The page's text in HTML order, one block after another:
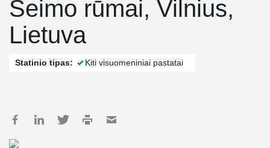
Seimo rūmai, Vilnius,
Lietuva
Statinio tipas: Kiti visuomeniniai pastatai